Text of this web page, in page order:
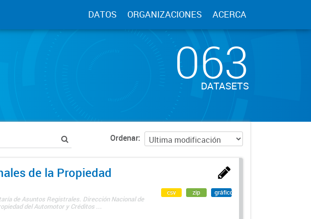
DATOS ORGANIZACIONES ACERCA
063
DATASETS
Ordenar
de la Propiedad
de Asuntos Registrales. Dirección Nacional de
del Automotor y Créditos ...
csv zip gráfico